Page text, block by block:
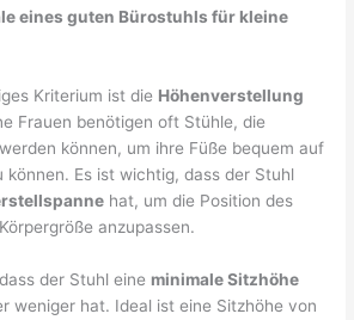
eines guten Bürostuhls für kleine
Kriterium ist die Höhenverstellung
Frauen benötigen oft Stühle, die
können, um ihre Füße bequem auf
können. Es ist wichtig, dass der Stuhl
hat, um die Position des
anzupassen.
der Stuhl eine minimale Sitzhöhe
weniger hat. Ideal ist eine Sitzhöhe von